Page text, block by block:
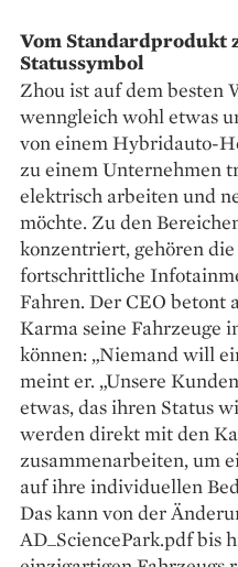
Vom Standardprodukt
Statussymbol
Zhou ist auf dem besten
wenngleich wohl etwas
von einem Hybridauto-
zu einem Unternehmen
elektrisch arbeiten und
möchte. Zu den
konzentriert, gehören
fortschrittliche
Fahren. Der CEO betont
Karma seine Fahrzeuge
können: „Niemand will
meint er. „Unsere
etwas, das ihren Status
werden direkt mit den
zusammenarbeiten, um
auf ihre individuellen
Das kann von der
AD_SciencePark.pdf bis